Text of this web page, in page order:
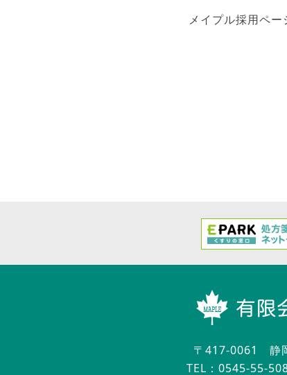
メイプル採用ペー
〒417-0061 静
TEL：0545-55-